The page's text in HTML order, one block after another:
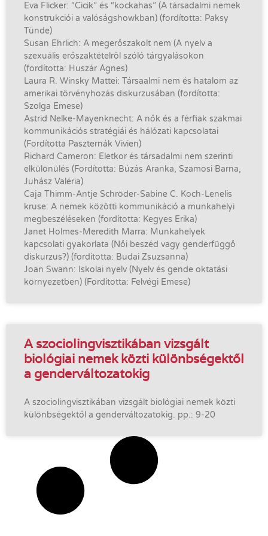
Eva Flicker: “Cicik” és “kockahas” (A társadalmi nemek
konstrukciói a valóságshowkban) (fordította: Paksy
Tünde)
Susan Ehrlich: A megerőszakolt nem (A nyelv a
szexuális erőszaktételről szóló tárgyalásokon
(fordította: Huszár Ágnes)
Laura R. Winsky Mattei: Társaalmi nem és hatalom az
amerikai törvényhozás diskurzusában (fordította:
Szolga Emese)
Astrid Nelke-Mayenknecht: A nők és a férfiak szakmai
kommunikációs stratégiái és hálózati kapcsolatai
(Fordította Paszternák Vivien)
Richard Cameron: Életkor és társadalmi nem szerinti
elkülönülés (Fordította: Búzás Aranka, Szamosi Barna,
Juhász Valéria)
Caja Thimm-Antje Schröder-Sabine C. Koch-Lenelis
kruse: A nemek közötti kommunikáció a munkahelyi
megbeszéléseken (fordította: Kegyes Erika)
Janet Holmes-Meredith Marra: Munkahelyek
kapcsolati gyakorlata (Női beszéd vagy genderfüggő
diskurzus?) (fordította: Budai Zsuzsanna)
Joan Swann: Iskolai nyelv (Nyelv és gende oktatási
környezetben) (Fordította: Felvégi Emese)
A szociolingvisztikában vizsgált
biológiai nemek közti különbségektől
a genderváltozatokig
A szociolingvisztikában vizsgált biológiai nemek közti
különbségektől a genderváltozatokig. pp.: 9-20